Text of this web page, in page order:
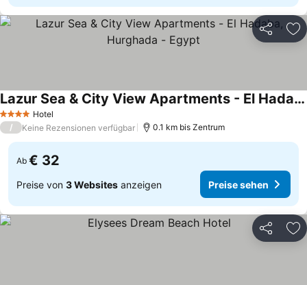
Teilen
4 Sterne Hotel
Lazur Sea & City View Apartments - El Hadaba, Hurghada - Egypt
/ Keine Rezensionen verfügbar 0.1 km bis Zentrum
Ab € 32
Preise von 3 Websites anzeigen Preise sehen
Teilen